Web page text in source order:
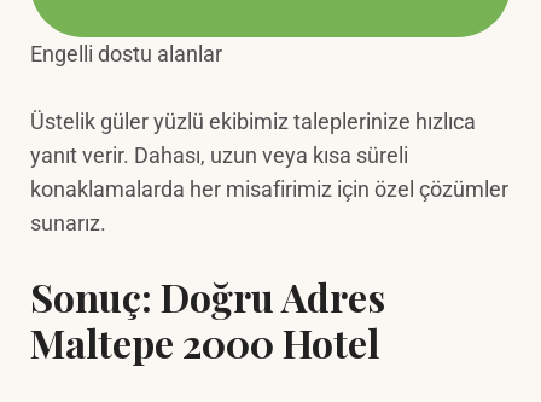
Engelli dostu alanlar
Üstelik güler yüzlü ekibimiz taleplerinize hızlıca
yanıt verir. Dahası, uzun veya kısa süreli
konaklamalarda her misafirimiz için özel çözümler
sunarız.
Sonuç: Doğru Adres
Maltepe 2000 Hotel